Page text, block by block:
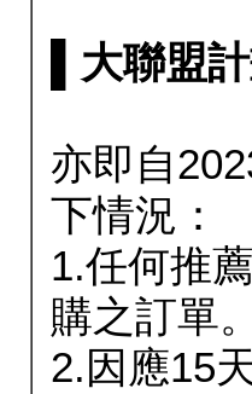
▌大聯盟
亦即自
下情況：
1.任何推
購之訂單。
2.因應15